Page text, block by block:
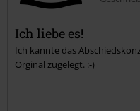
Kommentar jetzt
Ich liebe es!
Ich kannte das
Orginal zugelegt. :-)